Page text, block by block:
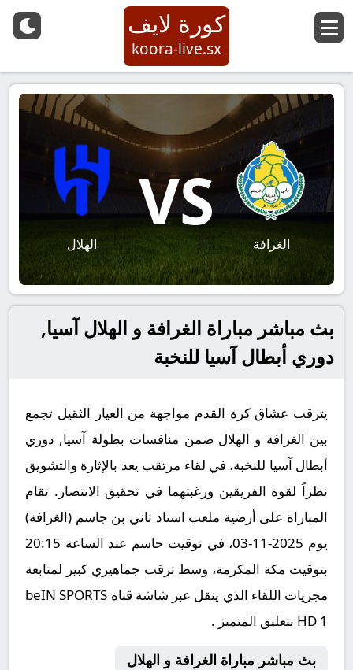
كورة لايف
koora-live.sx
الغرافة
VS
الهلال
بث مباشر مباراة الغرافة و الهلال آسيا,
دوري أبطال آسيا للنخبة
يترقب عشاق كرة القدم مواجهة من العيار الثقيل تجمع
بين الغرافة و الهلال ضمن منافسات بطولة آسيا, دوري
أبطال آسيا للنخبة، في لقاء مرتقب يعد بالإثارة والتشويق
نظراً لقوة الفريقين ورغبتهما في تحقيق الانتصار. تقام
المباراة على أرضية ملعب استاد ثاني بن جاسم (الغرافة)
يوم 2025-11-03، في توقيت حاسم عند الساعة 20:15
بتوقيت مكة المكرمة، وسط ترقب جماهيري كبير لمتابعة
مجريات اللقاء الذي ينقل عبر شاشة قناة beIN SPORTS
HD 1 بتعليق المتميز .
بث مباشر مباراة الغرافة و الهلال